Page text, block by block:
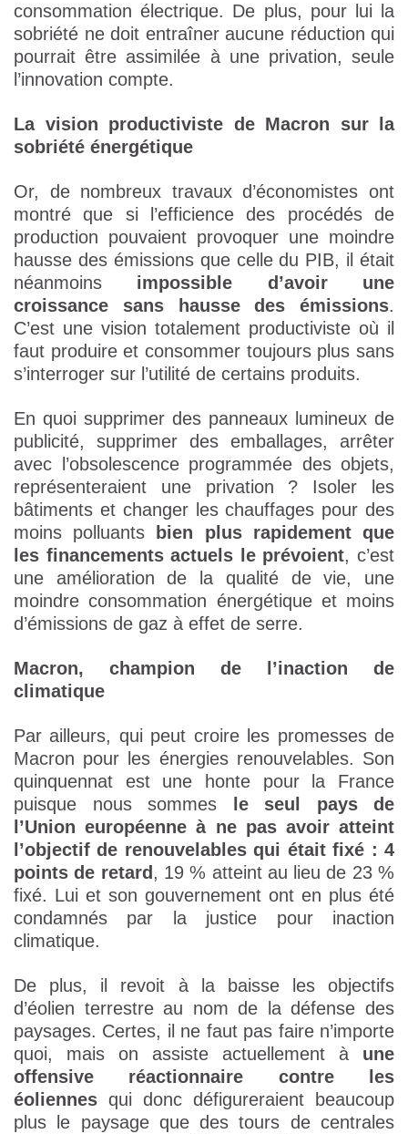
consommation électrique. De plus, pour lui la
sobriété ne doit entraîner aucune réduction qui
pourrait être assimilée à une privation, seule
l’innovation compte.
La vision productiviste de Macron sur la
sobriété énergétique
Or, de nombreux travaux d’économistes ont
montré que si l’efficience des procédés de
production pouvaient provoquer une moindre
hausse des émissions que celle du PIB, il était
néanmoins impossible d’avoir une
croissance sans hausse des émissions.
C’est une vision totalement productiviste où il
faut produire et consommer toujours plus sans
s’interroger sur l’utilité de certains produits.
En quoi supprimer des panneaux lumineux de
publicité, supprimer des emballages, arrêter
avec l’obsolescence programmée des objets,
représenteraient une privation ? Isoler les
bâtiments et changer les chauffages pour des
moins polluants
bien plus rapidement que
les financements actuels le prévoient, c’est
une amélioration de la qualité de vie, une
moindre consommation énergétique et moins
d’émissions de gaz à effet de serre.
Macron, champion de l’inaction de
climatique
Par ailleurs, qui peut croire les promesses de
Macron pour les énergies renouvelables. Son
quinquennat est une honte pour la France
puisque nous sommes
le seul pays de
l’Union européenne à ne pas avoir atteint
l’objectif de renouvelables qui était fixé : 4
points de retard , 19 % atteint au lieu de 23 %
fixé. Lui et son gouvernement ont en plus été
condamnés par la justice pour inaction
climatique.
De plus, il revoit à la baisse les objectifs
d’éolien terrestre au nom de la défense des
paysages. Certes, il ne faut pas faire n’importe
quoi, mais on assiste actuellement à une
offensive réactionnaire contre les
éoliennes qui donc défigureraient beaucoup
plus le paysage que des tours de centrales